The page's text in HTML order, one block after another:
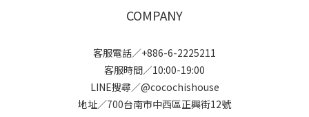
COMPANY
客服電話／+886-6-2225211
客服時間／10:00-19:00
LINE搜尋／@cocochishouse
地址／700台南市中西區正興街12號